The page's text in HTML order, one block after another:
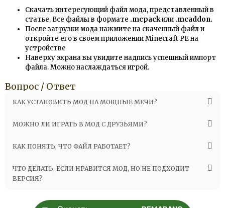
Скачать интересующий файл мода, представленный в
статье. Все файлы в формате .mcpackили .mcaddon.
После загрузки мода нажмите на скаченный файл и
откройте его в своем приложении Minecraft PE на
устройстве
Наверху экрана вы увидите надпись успешный импорт
файла. Можно наслаждаться игрой.
Вопрос / Ответ
КАК УСТАНОВИТЬ МОД НА МОЩНЫЕ МЕЧИ?
МОЖНО ЛИ ИГРАТЬ В МОД С ДРУЗЬЯМИ?
КАК ПОНЯТЬ, ЧТО ФАЙЛ РАБОТАЕТ?
ЧТО ДЕЛАТЬ, ЕСЛИ НРАВИТСЯ МОД, НО НЕ ПОДХОДИТ
ВЕРСИЯ?